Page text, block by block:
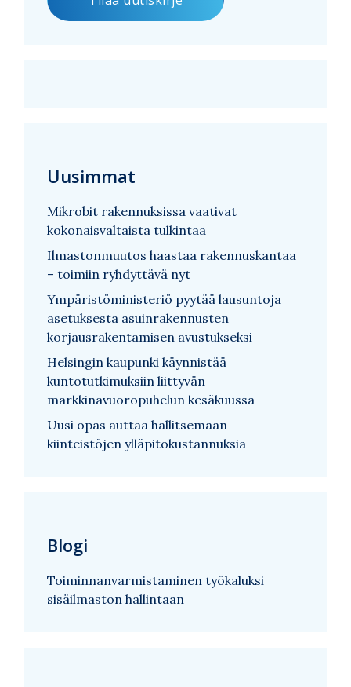
Uusimmat
Mikrobit rakennuksissa vaativat
kokonaisvaltaista tulkintaa
Ilmastonmuutos haastaa rakennuskantaa
– toimiin ryhdyttävä nyt
Ympäristöministeriö pyytää lausuntoja
asetuksesta asuinrakennusten
korjausrakentamisen avustukseksi
Helsingin kaupunki käynnistää
kuntotutkimuksiin liittyvän
markkinavuoropuhelun kesäkuussa
Uusi opas auttaa hallitsemaan
kiinteistöjen ylläpitokustannuksia
Blogi
Toiminnanvarmistaminen työkaluksi
sisäilmaston hallintaan